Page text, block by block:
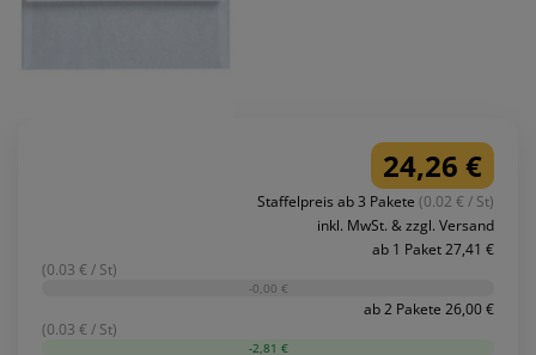
24,26 €
Staffelpreis ab 3 Pakete (0.02 € / St)
inkl. MwSt. & zzgl. Versand
ab 1 Paket 27,41 €
(0.03 € / St)
-0,00 €
ab 2 Pakete 26,00 €
(0.03 € / St)
-2,81 €